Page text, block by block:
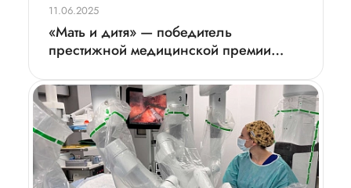
11.06.2025
«Мать и дитя» — победитель
престижной медицинской премии